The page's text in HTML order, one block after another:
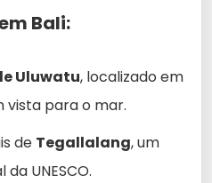
Bali:
Uluwatu, localizado em
vista para o mar.
de Tegallalang, um
UNESCO.